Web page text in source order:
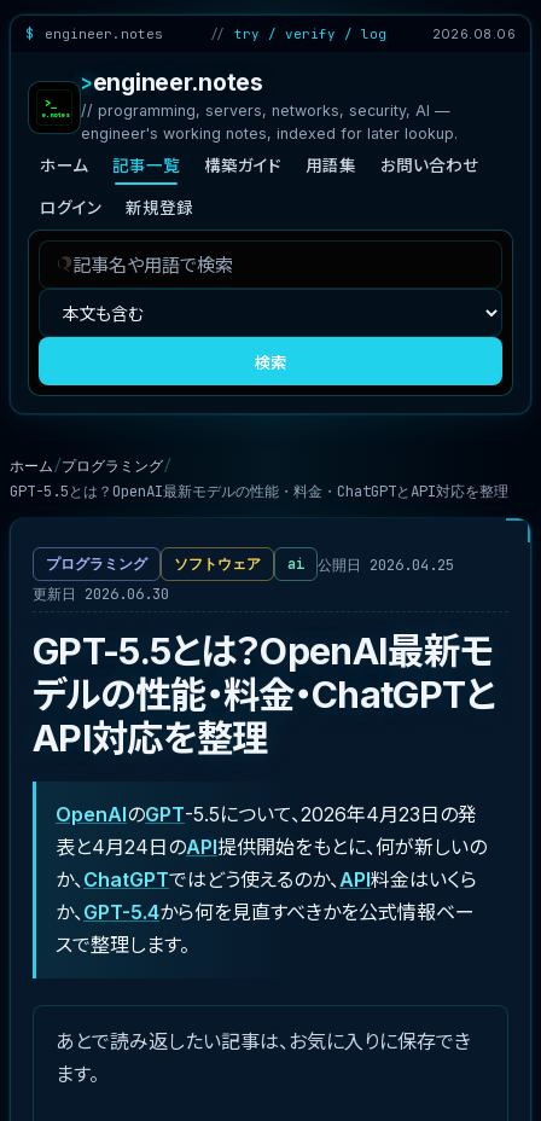
engineer.notes try / verify / log 2026.08.06
engineer.notes
// programming, servers, networks, security, AI —
engineer's working notes, indexed for later lookup.
ホーム 記事一覧 構築ガイド 用語集 お問い合わせ
ログイン 新規登録
事
検
索
索
象
検索
ホーム プログラミング
GPT-5.5とは？OpenAI最新モデルの性能・料金・ChatGPTとAPI対応を整理
プログラミング ソフトウェア ai
公開日 2026.04.25
更新日 2026.06.30
GPT-5.5とは？OpenAI最新モ
デルの性能・料金・ChatGPTと
API対応を整理
OpenAIのGPT-5.5について、2026年4月23日の発
表と4月24日のAPI提供開始をもとに、何が新しいの
か、ChatGPTではどう使えるのか、API料金はいくら
か、GPT-5.4から何を見直すべきかを公式情報ベー
スで整理します。
あとで読み返したい記事は、お気に入りに保存でき
ます。